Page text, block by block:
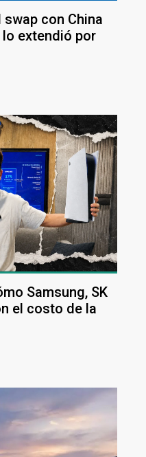
swap con China
lo extendió por
Samsung, SK
el costo de la